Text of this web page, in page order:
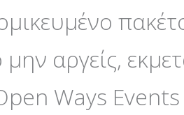
αργείς,
Ways Events